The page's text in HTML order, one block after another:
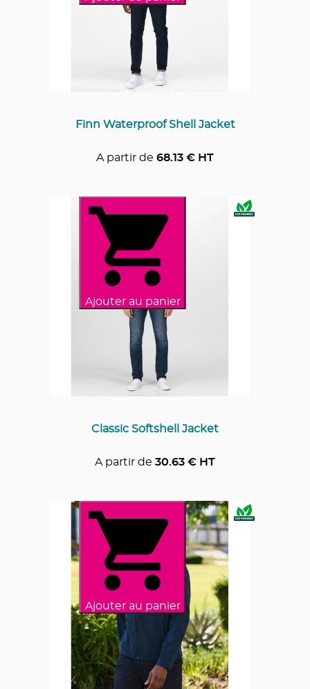
Finn Waterproof Shell Jacket
A partir de 68.13 € HT
Ajouter au panier
Classic Softshell Jacket
A partir de 30.63 € HT
Ajouter au panier